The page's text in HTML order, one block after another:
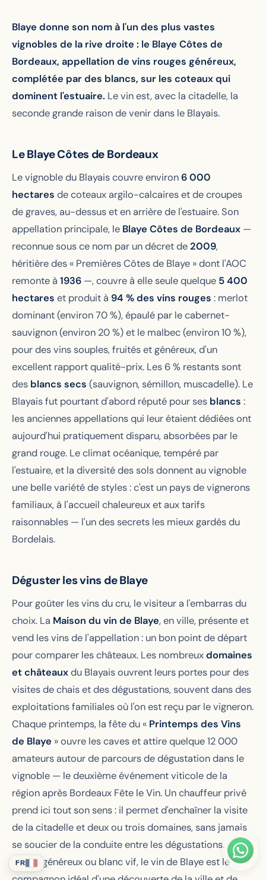
Blaye donne son nom à l'un des plus vastes
vignobles de la rive droite : le Blaye Côtes de
Bordeaux, appellation de vins rouges généreux,
complétée par des blancs, sur les coteaux qui
dominent l'estuaire. Le vin est, avec la citadelle, la
seconde grande raison de venir dans le Blayais.
Le Blaye Côtes de Bordeaux
Le vignoble du Blayais couvre environ6 000
hectares de coteaux argilo-calcaires et de croupes
de graves, au-dessus et en arrière de l'estuaire. Son
appellation principale, le Blaye Côtes de Bordeaux —
reconnue sous ce nom par un décret de2009,
héritière des « Premières Côtes de Blaye » dont l'AOC
remonte à 1936 —, couvre à elle seule quelque 5 400
hectares et produit à 94 % des vins rouges : merlot
dominant (environ 70 %), épaulé par le cabernet-
sauvignon (environ 20 %) et le malbec (environ 10 %),
pour des vins souples, fruités et généreux, d'un
excellent rapport qualité-prix. Les 6 % restants sont
des blancs secs (sauvignon, sémillon, muscadelle). Le
Blayais fut pourtant d'abord réputé pour ses blancs :
les anciennes appellations qui leur étaient dédiées ont
aujourd'hui pratiquement disparu, absorbées par le
grand rouge. Le climat océanique, tempéré par
l'estuaire, et la diversité des sols donnent au vignoble
une belle variété de styles : c'est un pays de vignerons
familiaux, à l'accueil chaleureux et aux tarifs
raisonnables — l'un des secrets les mieux gardés du
Bordelais.
Déguster les vins de Blaye
Pour goûter les vins du cru, le visiteur a l'embarras du
choix. La Maison du vin de Blaye, en ville, présente et
vend les vins de l'appellation : un bon point de départ
pour comparer les châteaux. Les nombreuxdomaines
et châteauxdu Blayais ouvrent leurs portes pour des
visites de chais et des dégustations, souvent dans des
exploitations familiales où l'on est reçu par le vigneron.
Chaque printemps, la fête du « Printemps des Vins
de Blaye » ouvre les caves et attire quelque 12 000
amateurs autour de parcours de dégustation dans le
vignoble — le deuxième événement viticole de la
région après Bordeaux Fête le Vin. Un chauffeur privé
prend ici tout son sens : il permet d'enchaîner la visite
de la citadelle et deux ou trois domaines, sans jamais
se soucier de la conduite entre les dégustations.
Rouge généreux ou blanc vif, le vin de Blaye est le
FR